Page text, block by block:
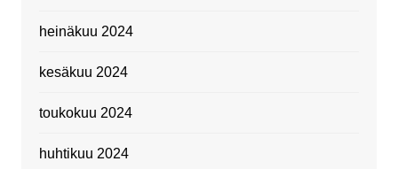
heinäkuu 2024
kesäkuu 2024
toukokuu 2024
huhtikuu 2024